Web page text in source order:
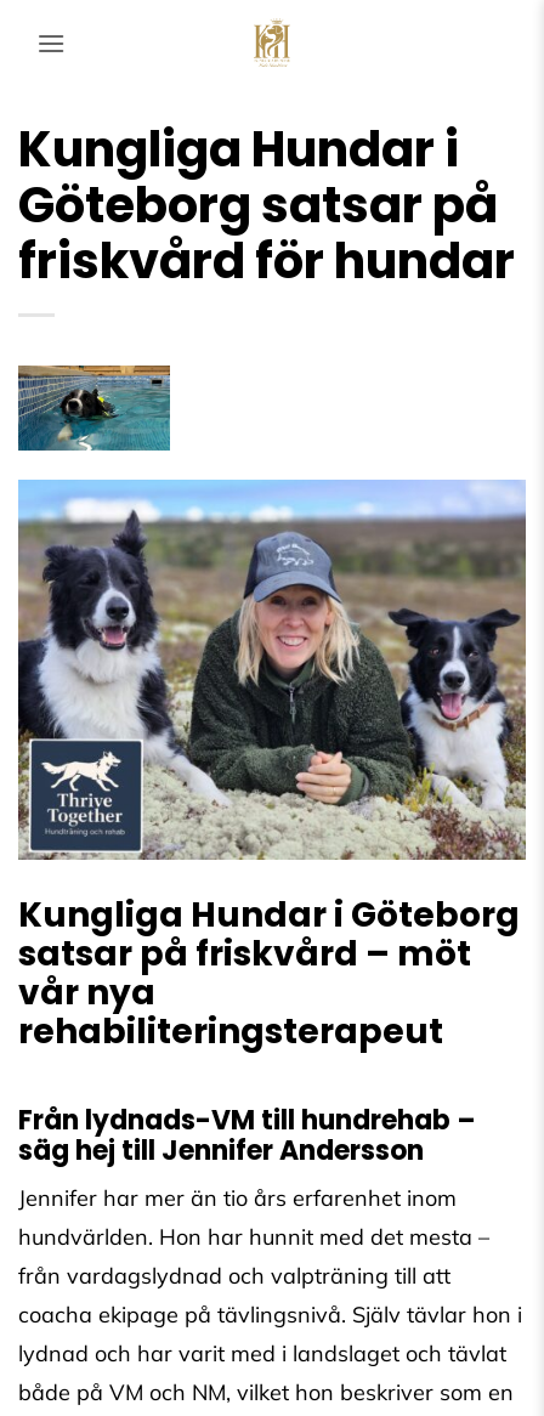
Kungliga Hundar i
Göteborg satsar på
friskvård för hundar
Kungliga Hundar i Göteborg
satsar på friskvård – möt
vår nya
rehabiliteringsterapeut
Från lydnads-VM till hundrehab –
säg hej till Jennifer Andersson
Jennifer har mer än tio års erfarenhet inom
hundvärlden. Hon har hunnit med det mesta –
från vardagslydnad och valpträning till att
coacha ekipage på tävlingsnivå. Själv tävlar hon i
lydnad och har varit med i landslaget och tävlat
både på VM och NM, vilket hon beskriver som en